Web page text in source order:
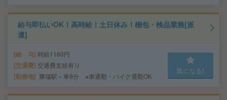
給与即払いOK！高時給！土日休み！梱包・検品業務[派
遣]
給 与 時給1160円
交通費 交通費支給有り
勤務地 勝瑞駅～車9分 ※車通勤・バイク通勤OK
気になる!